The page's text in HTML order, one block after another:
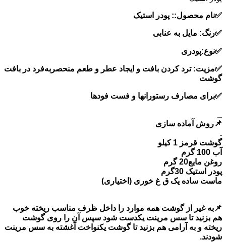
✅نام محصول:: پودر استیک
✅رنگ: مایل به عنابی
✅نوع:پودری
✅مزیت: ترد کردن بافت و ایجاد عطر و طعم منحصربه‌فرد در بافت
گوشت
✅برای مصارف رستورانها و فست فودها
📌روش آماده سازی
.
گوشت قرمز 1 کیلو
آب 100 گرم
روغن مایع20 گرم
پودر استیک 30گرم
ماست ساده یک ق غ خوری (اختیاری)
📌به غیر از گوشت همه موارد را داخل ظرف مناسب ریخته خوب
هم بزنید تا سس مرینت یکدست شود سپس آن را روی گوشت
ریخته و به آرامی هم بزنید تا گوشت یکنواخت آغشته به سس مرینت
شودند.